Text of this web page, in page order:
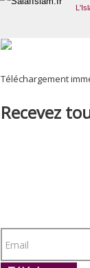
Téléchargement
Recevez